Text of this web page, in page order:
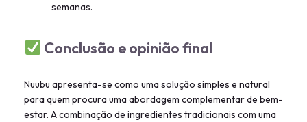
semanas.
Conclusão e opinião final
Nuubu apresenta-se como uma solução simples e natural
para quem procura uma abordagem complementar de bem-
estar. A combinação de ingredientes tradicionais com uma